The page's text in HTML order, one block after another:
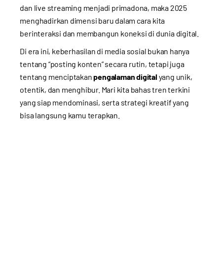
dan live streaming menjadi primadona, maka 2025
menghadirkan dimensi baru dalam cara kita
berinteraksi dan membangun koneksi di dunia digital.
Di era ini, keberhasilan di media sosial bukan hanya
tentang “posting konten” secara rutin, tetapi juga
tentang menciptakanpengalaman digitalyang unik,
otentik, dan menghibur. Mari kita bahas tren terkini
yang siap mendominasi, serta strategi kreatif yang
bisa langsung kamu terapkan.